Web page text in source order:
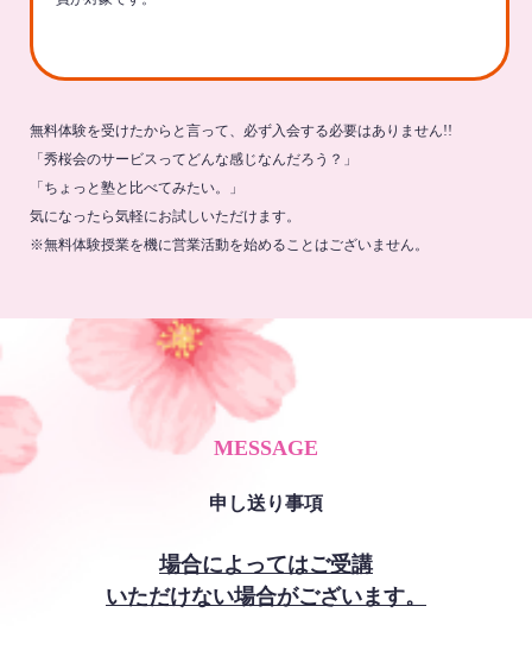
無料体験を受けたからと言って、必ず入会する必要はありません!!
「秀桜会のサービスってどんな感じなんだろう？」
「ちょっと塾と比べてみたい。」
気になったら気軽にお試しいただけます。
※無料体験授業を機に営業活動を始めることはございません。
MESSAGE
申し送り事項
場合によってはご受講
いただけない場合がございます。